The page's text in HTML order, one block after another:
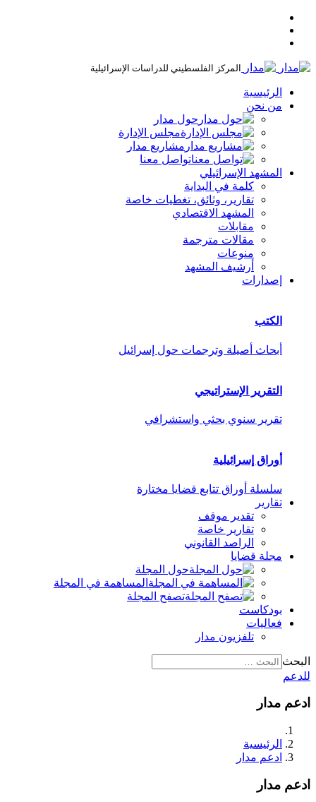
المركز الفلسطيني للدراسات الإسرائيلية
الرئيسية
من نحن
حول مدار
مجلس الإدارة
مشاريع مدار
تواصل معنا
المشهد الإسرائيلي
كلمة في البداية
تقارير، وثائق، تغطيات خاصة
المشهد الاقتصادي
مقابلات
مقالات مترجمة
منوعات
أرشيف المشهد
إصدارات
الكتب
أبحاث أصيلة وترجمات حول إسرائيل
التقرير الإستراتيجي
تقرير سنوي بحثي واستشرافي
أوراق إسرائيلية
سلسلة أوراق تتابع قضايا مختارة
تقارير
تقدير موقف
تقارير خاصة
الراصد القانوني
مجلة قضايا
حول المجلة
المساهمة في المجلة
تصفح المجلة
بودكاست
فعاليات
تلفزيون مدار
البحث
للدعم
ادعم مدار
الرئيسية
ادعم مدار
ادعم مدار